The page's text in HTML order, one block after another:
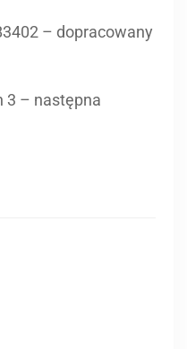
– dopracowany
3 – następna